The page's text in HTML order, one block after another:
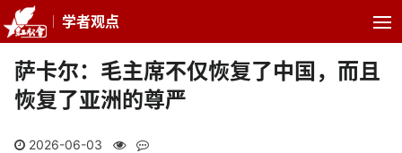
学者观点
萨卡尔：毛主席不仅恢复了中国，而且
恢复了亚洲的尊严
2026-06-03